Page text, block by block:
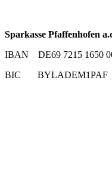
Sparkasse Pfaffenhofen
IBAN DE69 7215 1650
BIC BYLADEM1PAF